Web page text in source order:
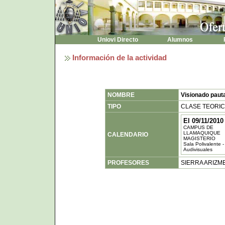
Uniovi Directo Alumnos
Información de la actividad
NOMBRE
Visionado
TIPO
CLASE
CALENDARIO
El 09/11/2010
CAMPUS DE
LLAMAQUIQUE
MAGISTERIO
Sala Polivalente -
Audivisuales
PROFESORES SIERRA